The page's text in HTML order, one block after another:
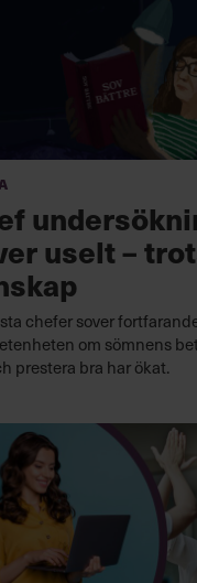
uselt –
chefer sover
om sömnens
prestera bra har ökat.